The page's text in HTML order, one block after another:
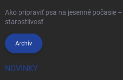
Ako pripraviť psa na jesenné počasie
starostlivosť
Archív
NOVINKY